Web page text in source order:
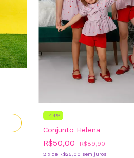
-44%
Conjunto Helena
R$50,00 R$89,90
2 x de R$25,00 sem juros